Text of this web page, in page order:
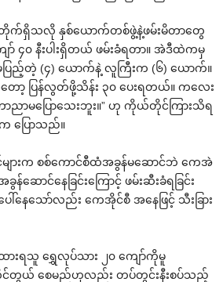
ရှိသလို နှစ်ယောက်တစ်ဖွဲ့နဲ့ဖမ်းမိတာတွေ
ော် ၄၀ နီးပါးရှိတယ် ဖမ်းခံရတာ။ အဲဒီထဲကမှ
ြည့်တဲ့ (၄) ယောက်နဲ့ လူကြီးက (၆) ယောက်။
ာ့ ပြန်လွတ်ဖို့သိန်း ၃၀ ပေးရတယ်။ ကလေး
မပြောသေးဘူး။” ဟု ကိုယ်တိုင်ကြားသိရ
ပြောသည်။
ားက စစ်ကောင်စီထံအခွန်မဆောင်ဘဲ ကေအဲ
ာင်နေခြင်းကြောင့် ဖမ်းဆီးခံရခြင်း
ါ်နေသော်လည်း ကေအိုင်စီ အနေဖြင့် သီးခြား
းရသူ ရွှေလုပ်သား ၂၀ ကျော်ကိုမူ
င်တွယ် စေမည်ဟုလည်း တပ်တွင်းနီးစပ်သည့်